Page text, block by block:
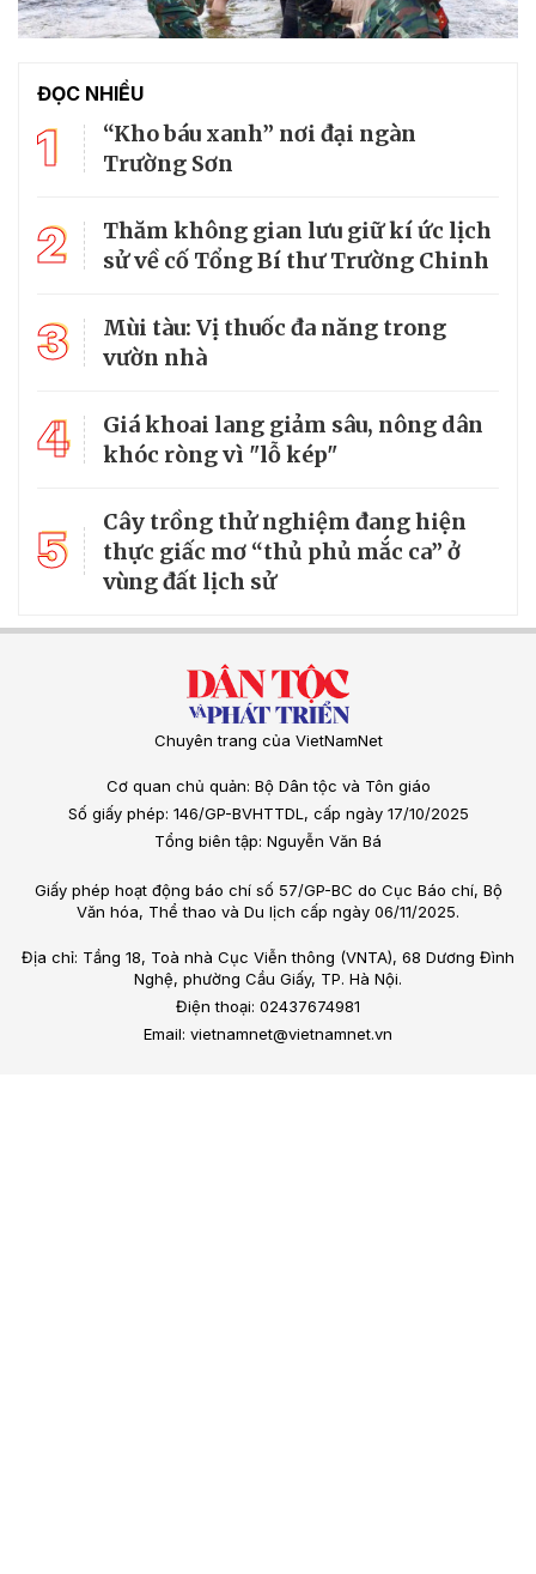
ĐỌC NHIỀU
1
“Kho báu xanh” nơi đại ngàn
Trường Sơn
2
Thăm không gian lưu giữ kí ức lịch
sử về cố Tổng Bí thư Trường Chinh
3
Mùi tàu: Vị thuốc đa năng trong
vườn nhà
4
Giá khoai lang giảm sâu, nông dân
khóc ròng vì "lỗ kép"
5
Cây trồng thử nghiệm đang hiện
thực giấc mơ “thủ phủ mắc ca” ở
vùng đất lịch sử
Chuyên trang của VietNamNet
Cơ quan chủ quản: Bộ Dân tộc và Tôn giáo
Số giấy phép: 146/GP-BVHTTDL, cấp ngày 17/10/2025
Tổng biên tập: Nguyễn Văn Bá
Giấy phép hoạt động báo chí số 57/GP-BC do Cục Báo chí, Bộ
Văn hóa, Thể thao và Du lịch cấp ngày 06/11/2025.
Địa chỉ: Tầng 18, Toà nhà Cục Viễn thông (VNTA), 68 Dương Đình
Nghệ, phường Cầu Giấy, TP. Hà Nội.
Điện thoại: 02437674981
Email: vietnamnet@vietnamnet.vn